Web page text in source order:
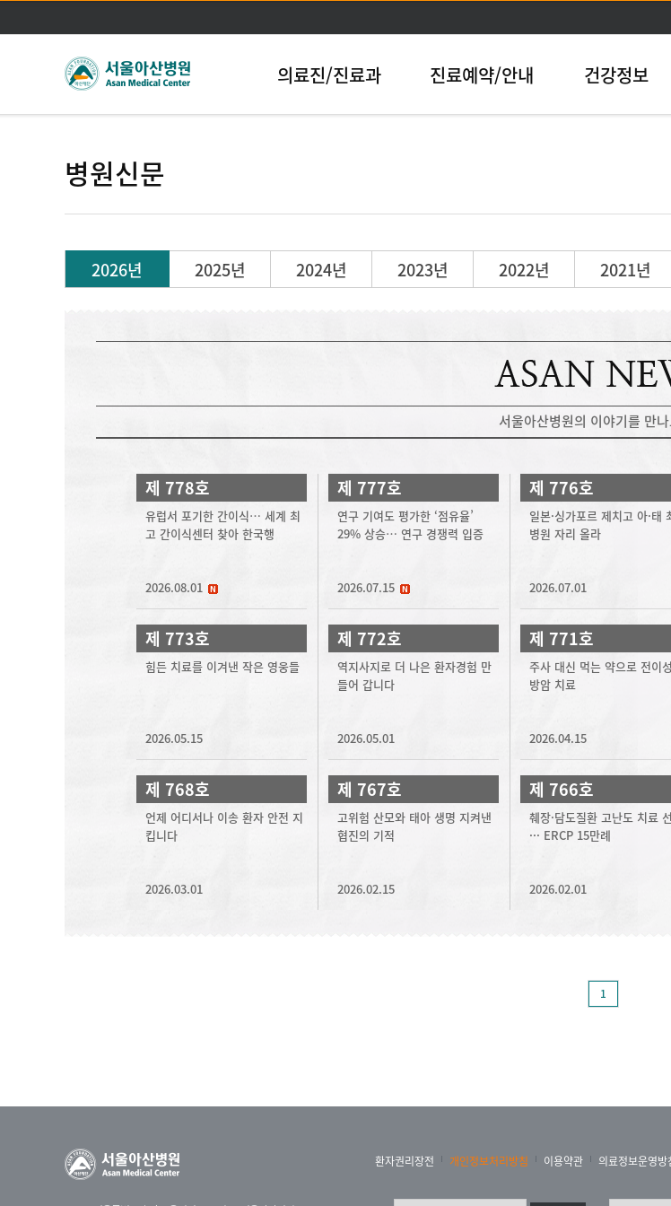
본문바로가기
의료진/진료과 진료예약/안내 건강정보
병원신문
2026년 2025년 2024년 2023년 2022년 2021년
서울아산병원의 이야기를 만
제 778호
유럽서 포기한 간이식… 세계 최
고 간이식센터 찾아 한국행
2026.08.01
제 777호
연구 기여도 평가한 ‘점유율’
29% 상승… 연구 경쟁력 입증
2026.07.15
제 776호
일본·싱가포르 제치고 아·태
병원 자리 올라
2026.07.01
제 773호
힘든 치료를 이겨낸 작은 영웅들
2026.05.15
제 772호
역지사지로 더 나은 환자경험 만
들어 갑니다
2026.05.01
제 771호
주사 대신 먹는 약으로 전이
방암 치료
2026.04.15
제 768호
언제 어디서나 이송 환자 안전 지
킵니다
2026.03.01
제 767호
고위험 산모와 태아 생명 지켜낸
협진의 기적
2026.02.15
제 766호
췌장·담도질환 고난도 치료
··· ERCP 15만례
2026.02.01
1
환자권리장전 개인정보처리방침 이용약관 의료정보운영방